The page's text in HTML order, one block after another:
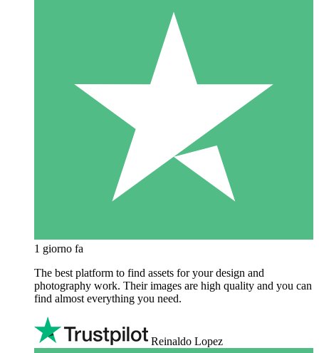
1 giorno fa
The best platform to find assets for your design and
photography work. Their images are high quality and you can
find almost everything you need.
Reinaldo Lopez